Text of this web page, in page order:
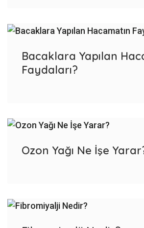
Bacaklara Yapılan
Faydaları?
Ozon Yağı Ne İşe